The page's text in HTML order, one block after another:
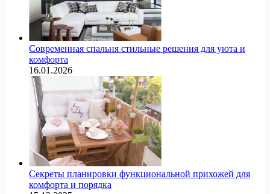
Современная спальня стильные решения для уюта и
комфорта
16.01.2026
Секреты планировки функциональной прихожей для
комфорта и порядка